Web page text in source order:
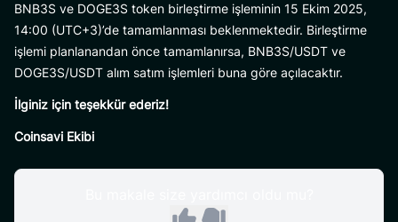
BNB3S ve DOGE3S token birleştirme işleminin 15 Ekim 2025,
14:00 (UTC+3)’de tamamlanması beklenmektedir. Birleştirme
işlemi planlanandan önce tamamlanırsa, BNB3S/USDT ve
DOGE3S/USDT alım satım işlemleri buna göre açılacaktır.
İlginiz için teşekkür ederiz!
Coinsavi Ekibi